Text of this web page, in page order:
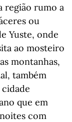
região rumo a
ou
Yuste, onde
ao mosteiro
montanhas,
também
que em
com